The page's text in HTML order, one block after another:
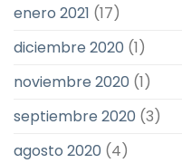
enero 2021 (17)
diciembre 2020 (1)
noviembre 2020 (1)
septiembre 2020 (3)
agosto 2020 (4)